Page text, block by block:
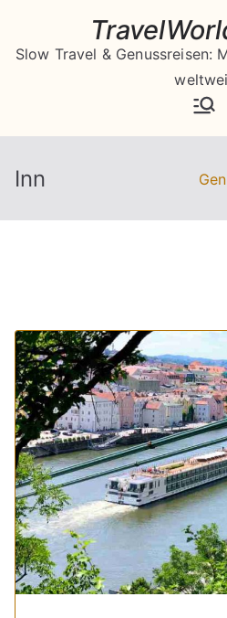
springen
Slow Travel & Genussreisen:
Inn